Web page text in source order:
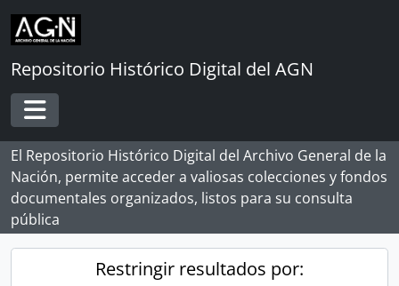
Skip to main content
Repositorio Histórico Digital del AGN
Toggle navigation
El Repositorio Histórico Digital del Archivo General de la
Nación, permite acceder a valiosas colecciones y fondos
documentales organizados, listos para su consulta
pública
Restringir resultados por: